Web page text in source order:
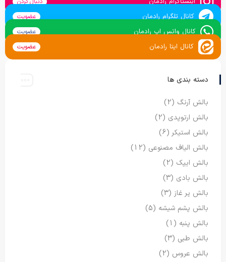
کانال تلگرام رادمان عضویت
کانال واتس اپ رادمان عضویت
کانال ایتا رادمان عضویت
دسته بندی ها
بالش آرنگ (2)
بالش ارتوپدی (2)
بالش استیکر(6)
بالش الیاف مصنوعی (12)
بالش ایپک (2)
بالش بادی (3)
بالش پر غاز (3)
بالش پشم شیشه (5)
بالش پنبه (1)
بالش طبی (3)
بالش عروس (2)